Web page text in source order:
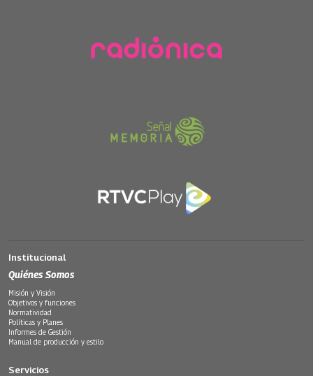
Institucional
Quiénes Somos
Misión y Visión
Objetivos y funciones
Normatividad
Políticas y Planes
Informes de Gestión
Manual de producción y estilo
Servicios